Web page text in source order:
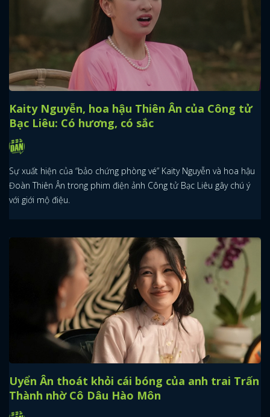
Kaity Nguyễn, hoa hậu Thiên Ân của Công tử
Bạc Liêu: Có hương, có sắc
Sự xuất hiện của “bảo chứng phòng vé” Kaity Nguyễn và hoa hậu
Đoàn Thiên Ân trong phim điện ảnh Công tử Bạc Liêu gây chú ý
với giới mộ điệu.
Uyển Ân thoát khỏi cái bóng của anh trai Trấn
Thành nhờ Cô Dâu Hào Môn